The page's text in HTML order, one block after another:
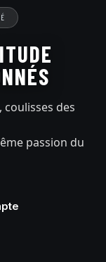
des
passion du